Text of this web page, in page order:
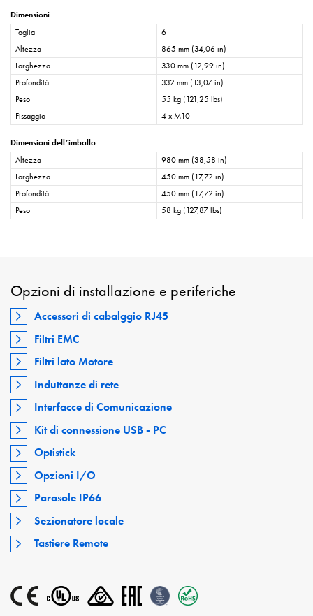
Dimensioni
Taglia
6
Altezza
865 mm (34,06 in)
Larghezza
330 mm (12,99 in)
Profondità
332 mm (13,07 in)
Peso
55 kg (121,25 lbs)
Fissaggio
4 x M10
Dimensioni dell’imballo
Altezza
980 mm (38,58 in)
Larghezza
450 mm (17,72 in)
Profondità
450 mm (17,72 in)
Peso
58 kg (127,87 lbs)
Opzioni di installazione e periferiche
Accessori di cabalggio RJ45
Filtri EMC
Filtri lato Motore
Induttanze di rete
Interfacce di Comunicazione
Kit di connessione USB - PC
Optistick
Opzioni I/O
Parasole IP66
Sezionatore locale
Tastiere Remote